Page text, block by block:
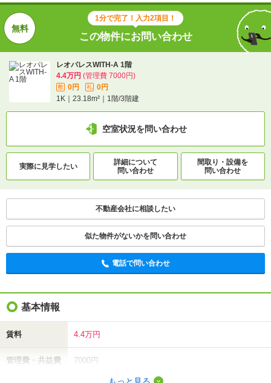
1分で完了！入力2項目！
この物件にお問い合わせ
レオパレスWITH-A 1階
4.4万円 (管理費 7000円)
敷 0円 礼
0円
1K｜23.18m²｜1階/3階建
空室状況を問い合わせ
実際に見学したい
詳細について
問い合わせ
間取り・設備を
問い合わせ
不動産会社に相談したい
似た物件がないかを問い合わせ
電話で問い合わせ
基本情報
賃料 4.4万円
管理費・共益費 7000円